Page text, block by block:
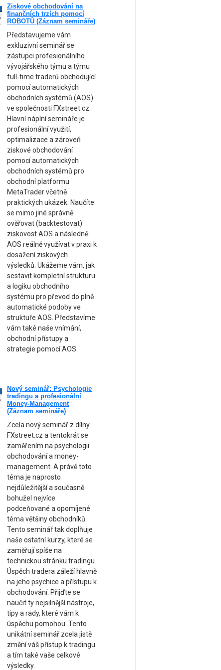
Ziskové obchodování na
finančních trzích pomocí
ROBOTŮ (Záznam semináře)
Představujeme vám
exkluzivní seminář se
zástupci profesionálního
vývojářského týmu a týmu
full-time traderů obchodující
pomocí automatických
obchodních systémů (AOS)
ve společnosti FXstreet.cz.
Hlavní náplní semináře je
profesionální využití,
optimalizace a zároveň
ziskové obchodování
pomocí automatických
obchodních systémů pro
obchodní platformu
MetaTrader včetně
praktických ukázek. Naučíte
se mimo jiné správně
ověřovat (backtestovat)
ziskovost AOS a následně
AOS reálně využívat v praxi k
dosažení ziskových
výsledků. Ukážeme vám, jak
sestavit kompletní strukturu
a logiku obchodního
systému pro převod do plně
automatické podoby ve
struktuře AOS. Představíme
vám také naše vnímání,
obchodní přístupy a
strategie pomocí AOS.
Nový seminář: Psychologie
tradingu a profesionální
Money-Management
(Záznam semináře)
Zcela nový seminář z dílny
FXstreet.cz a tentokrát se
zaměřením na psychologii
obchodování a money-
management. A právě toto
téma je naprosto
nejdůležitější a současně
bohužel nejvíce
podceňované a opomíjené
téma většiny obchodníků.
Tento seminář tak doplňuje
naše ostatní kurzy, které se
zaměřují spíše na
technickou stránku tradingu.
Úspěch tradera záleží hlavně
na jeho psychice a přístupu k
obchodování. Přijďte se
naučit ty nejsilnější nástroje,
tipy a rady, které vám k
úspěchu pomohou. Tento
unikátní seminář zcela jistě
změní váš přístup k tradingu
a tím také vaše celkové
výsledky.